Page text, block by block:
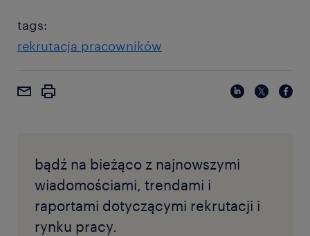
tags:
rekrutacja pracowników
bądź na bieżąco z najnowszymi
wiadomościami, trendami i
raportami dotyczącymi rekrutacji i
rynku pracy.